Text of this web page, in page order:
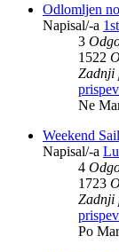
Odlomljen
Napisal/-a
3
1522
Zadnji
Ne
Weekend
Napisal/-a
4
1723
Zadnji
Po